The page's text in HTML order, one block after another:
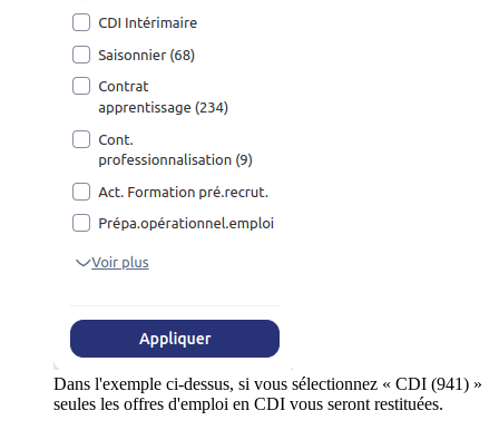
Dans l'exemple ci-dessus, si vous sélectionnez « CDI (941) »
seules les offres d'emploi en CDI vous seront restituées.